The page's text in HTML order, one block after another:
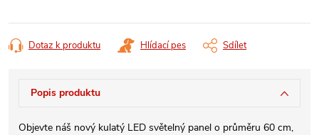
Dotaz k produktu Hlídací pes Sdílet
Popis produktu
Objevte náš nový kulatý LED světelný panel o průměru 60 cm,